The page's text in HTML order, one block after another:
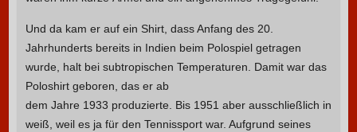
Und da kam er auf ein Shirt, dass Anfang des 20.
Jahrhunderts bereits in Indien beim Polospiel getragen
wurde, halt bei subtropischen Temperaturen. Damit war das
Poloshirt geboren, das er ab
dem Jahre 1933 produzierte. Bis 1951 aber ausschließlich in
weiß, weil es ja für den Tennissport war. Aufgrund seines